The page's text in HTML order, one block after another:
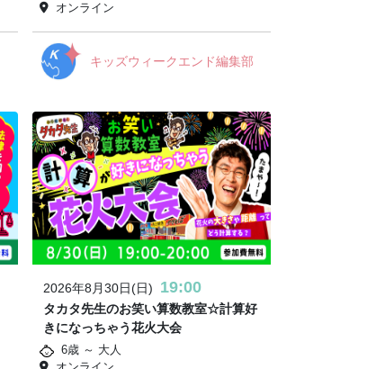
オンライン
キッズウィークエンド編集部
2026年8月30日(日) 19:00
タカタ先生のお笑い算数教室☆計算好
きになっちゃう花火大会
6歳 ～ 大人